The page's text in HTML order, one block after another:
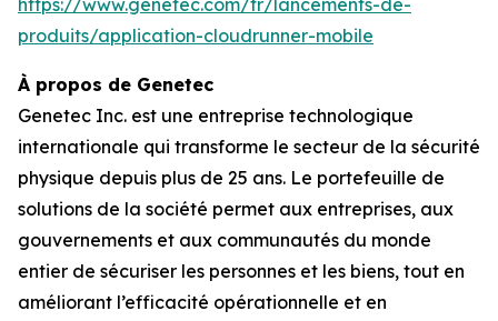
https://www.genetec.com/fr/lancements-de-
produits/application-cloudrunner-mobile
À propos de Genetec
Genetec Inc. est une entreprise technologique
internationale qui transforme le secteur de la sécurité
physique depuis plus de 25 ans. Le portefeuille de
solutions de la société permet aux entreprises, aux
gouvernements et aux communautés du monde
entier de sécuriser les personnes et les biens, tout en
améliorant l’efficacité opérationnelle et en